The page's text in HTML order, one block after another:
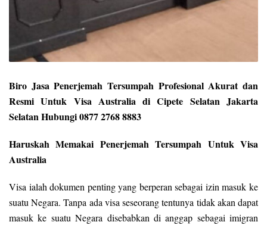
Biro Jasa Penerjemah Tersumpah Profesional Akurat dan
Resmi Untuk Visa Australia di Cipete Selatan Jakarta
Selatan Hubungi 0877 2768 8883
Haruskah Memakai Penerjemah Tersumpah Untuk Visa
Australia
Visa ialah dokumen penting yang berperan sebagai izin masuk ke
suatu Negara. Tanpa ada visa seseorang tentunya tidak akan dapat
masuk ke suatu Negara disebabkan di anggap sebagai imigran